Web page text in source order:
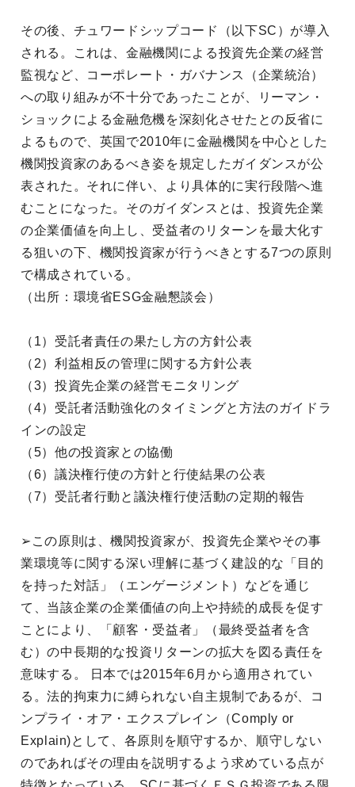
その後、チュワードシップコード（以下SC）が導入
される。これは、金融機関による投資先企業の経営
監視など、コーポレート・ガバナンス（企業統治）
への取り組みが不十分であったことが、リーマン・
ショックによる金融危機を深刻化させたとの反省に
よるもので、英国で2010年に金融機関を中心とした
機関投資家のあるべき姿を規定したガイダンスが公
表された。それに伴い、より具体的に実行段階へ進
むことになった。そのガイダンスとは、投資先企業
の企業価値を向上し、受益者のリターンを最大化す
る狙いの下、機関投資家が行うべきとする7つの原則
で構成されている。
（出所：環境省ESG金融懇談会）
（1）受託者責任の果たし方の方針公表
（2）利益相反の管理に関する方針公表
（3）投資先企業の経営モニタリング
（4）受託者活動強化のタイミングと方法のガイドラ
インの設定
（5）他の投資家との協働
（6）議決権行使の方針と行使結果の公表
（7）受託者行動と議決権行使活動の定期的報告
➢この原則は、機関投資家が、投資先企業やその事
業環境等に関する深い理解に基づく建設的な「目的
を持った対話」（エンゲージメント）などを通じ
て、当該企業の企業価値の向上や持続的成長を促す
ことにより、「顧客・受益者」（最終受益者を含
む）の中長期的な投資リターンの拡大を図る責任を
意味する。 日本では2015年6月から適用されてい
る。法的拘束力に縛られない自主規制であるが、コ
ンプライ・オア・エクスプレイン（Comply or
Explain)として、各原則を順守するか、順守しない
のであればその理由を説明するよう求めている点が